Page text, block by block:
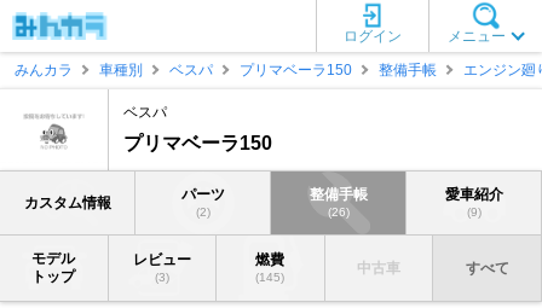
メニュー
ログイン
みんカラ
車種別 ベスパ プリマベーラ150 整備手帳 エンジン廻
ベスパ
プリマベーラ150
カスタム情報 パーツ
(2)
整備手帳
(26)
愛車紹介
(9)
モデル
トップ
レビュー
(3)
燃費
(145)
中古車 すべて